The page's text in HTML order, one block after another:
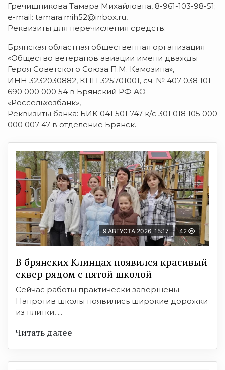
Гречишникова Тамара Михайловна, 8-961-103-98-51;
e-mail: tamara.mih52@inbox.ru,
Реквизиты для перечисления средств:
Брянская областная общественная организация
«Общество ветеранов авиации имени дважды
Героя Советского Союза П.М. Камозина»,
ИНН 3232030882, КПП 325701001, сч. № 407 038 101
690 000 000 54 в Брянский РФ АО
«Россельхозбанк»,
Реквизиты банка: БИК 041 501 747 к/с 301 018 105 000
000 007 47 в отделение Брянск.
9 АВГУСТА 2026, 15:17 42
В брянских Клинцах появился красивый
сквер рядом с пятой школой
Сейчас работы практически завершены.
Напротив школы появились широкие дорожки
из плитки, ...
Читать далее